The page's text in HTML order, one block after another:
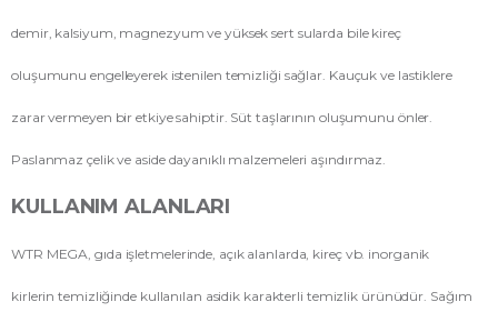
demir, kalsiyum, magnezyum ve yüksek sert sularda bile kireç
oluşumunu engelleyerek istenilen temizliği sağlar. Kauçuk ve lastiklere
zarar vermeyen bir etkiye sahiptir. Süt taşlarının oluşumunu önler.
Paslanmaz çelik ve aside dayanıklı malzemeleri aşındırmaz.
KULLANIM ALANLARI
WTR MEGA, gıda işletmelerinde, açık alanlarda, kireç vb. inorganik
kirlerin temizliğinde kullanılan asidik karakterli temizlik ürünüdür. Sağım